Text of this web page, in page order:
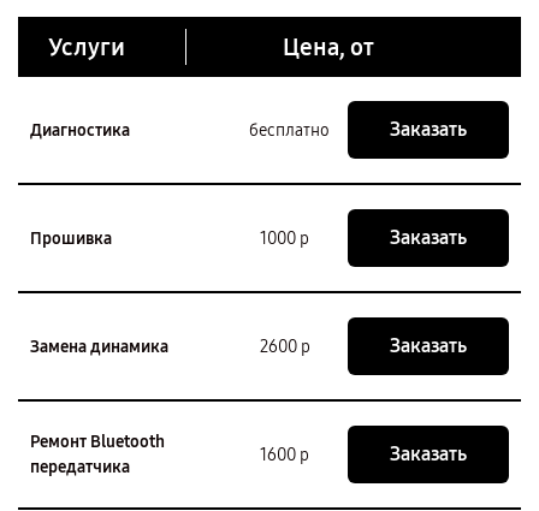
Услуги Цена, от
Диагностика бесплатно Заказать
Прошивка 1000 р Заказать
Замена динамика 2600 р Заказать
Ремонт Bluetooth
передатчика
1600 р Заказать